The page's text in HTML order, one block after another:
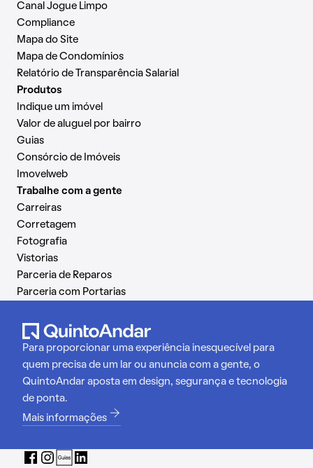
Canal Jogue Limpo
Compliance
Mapa do Site
Mapa de Condomínios
Relatório de Transparência Salarial
Produtos
Indique um imóvel
Valor de aluguel por bairro
Guias
Consórcio de Imóveis
Imovelweb
Trabalhe com a gente
Carreiras
Corretagem
Fotografia
Vistorias
Parceria de Reparos
Parceria com Portarias
Para proporcionar uma experiência inesquecível para
quem precisa de um lar ou anuncia com a gente, o
QuintoAndar aposta em design, segurança e tecnologia
de ponta.
Mais informações